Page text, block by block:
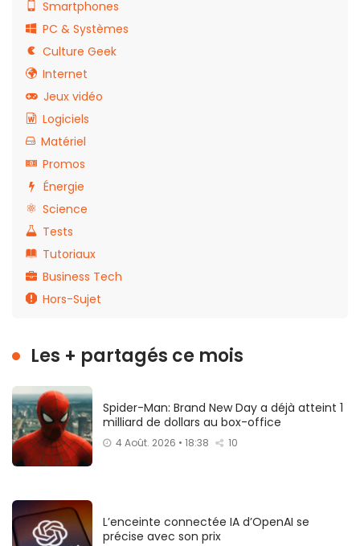
Smartphones
PC & Systèmes
Culture Geek
Internet
Jeux vidéo
Logiciels
Matériel
Promos
Énergie
Science
Tests
Tutoriaux
Business Tech
Hors-Sujet
Les + partagés ce mois
Spider-Man: Brand New Day a déjà atteint 1
milliard de dollars au box-office
4 Août. 2026 • 18:38 10
L’enceinte connectée IA d’OpenAI se
précise avec son prix